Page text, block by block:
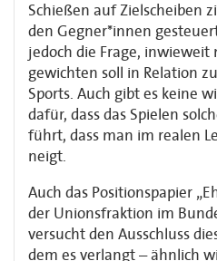
Schießen auf Zielscheiben
den Gegner*innen
jedoch die Frage, inwieweit
gewichten soll in Relation
Sports. Auch gibt es keine
dafür, dass das Spielen
führt, dass man im realen
neigt.
Auch das Positionspapier
der Unionsfraktion im
versucht den Ausschluss
dem es verlangt – ähnlich